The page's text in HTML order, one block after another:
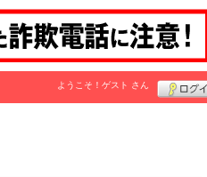
ようこそ！ ゲスト さん